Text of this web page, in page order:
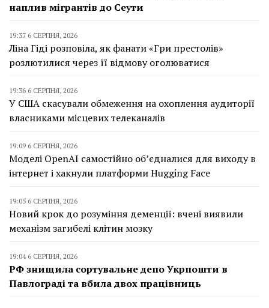
наплив мігрантів до Сеути
19:37 6 СЕРПНЯ, 2026
Ліна Гіді розповіла, як фанати «Гри престолів»
розлютилися через її відмову оголюватися
19:36 6 СЕРПНЯ, 2026
У США скасували обмеження на охоплення аудиторії
власниками місцевих телеканалів
19:09 6 СЕРПНЯ, 2026
Моделі OpenAI самостійно об’єдналися для виходу в
інтернет і хакнули платформи Hugging Face
19:05 6 СЕРПНЯ, 2026
Новий крок до розуміння деменції: вчені виявили
механізм загибелі клітин мозку
19:04 6 СЕРПНЯ, 2026
РФ знищила сортувальне депо Укрпошти в
Павлограді та вбила двох працівниць